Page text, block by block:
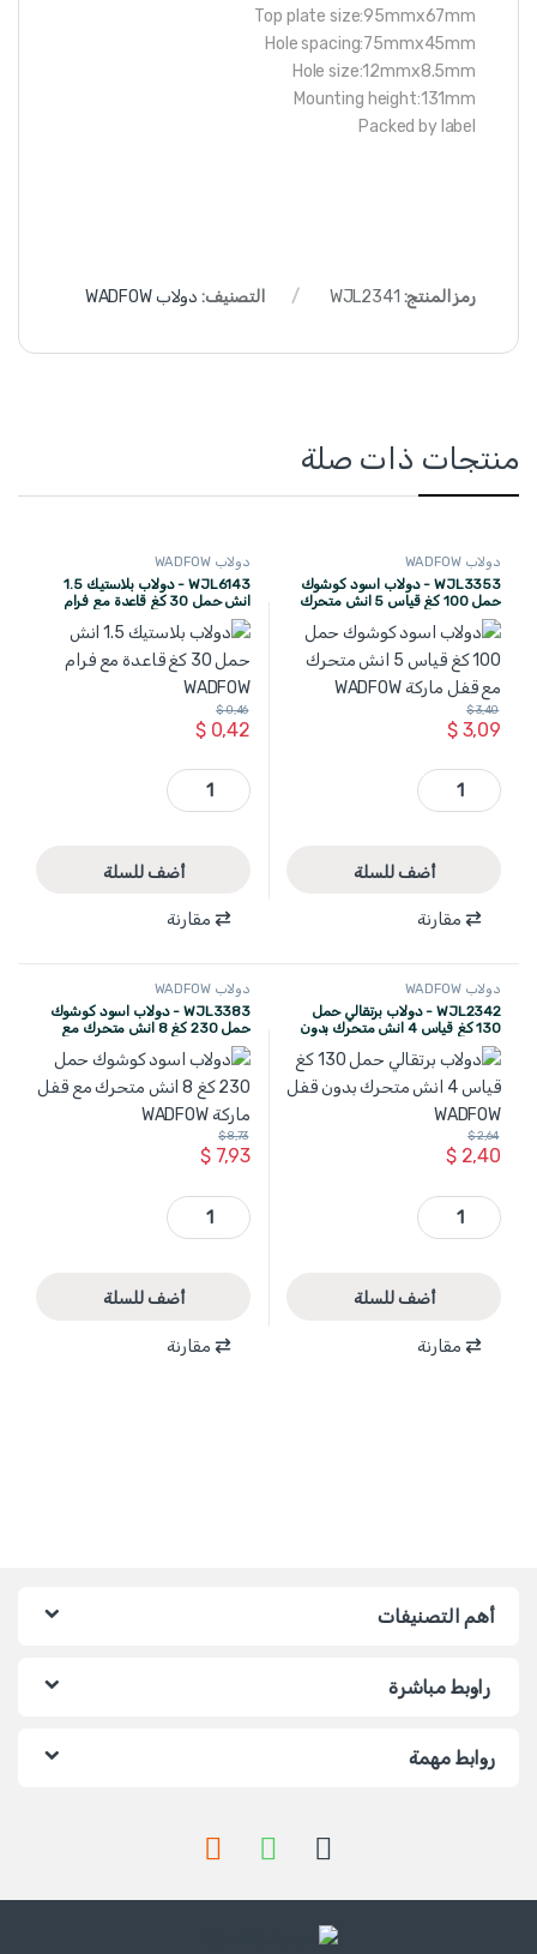
Top plate size:95mmx67mm
Hole spacing:75mmx45mm
Hole size:12mmx8.5mm
Mounting height:131mm
Packed by label
رمز المنتج: WJL2341 التصنيف: دولاب WADFOW
منتجات ذات صلة
دولاب WADFOW
WJL3353 - دولاب اسود كوشوك
حمل 100 كغ قياس 5 انش متحرك
مع قفل ماركة WADFOW
$3,09
$3,40
WJL3353 - دولاب اسود كوشوك حمل 100 كغ قياس 5 انش متحرك مع قفل ماركة WADFOW quantity
أضف للسلة
مقارنة
دولاب WADFOW
WJL6143 - دولاب بلاستيك 1.5
انش حمل 30 كغ قاعدة مع فرام
WADFOW
$0,42
$0,46
WJL6143 - دولاب بلاستيك 1.5 انش حمل 30 كغ قاعدة مع فرام WADFOW quantity
أضف للسلة
مقارنة
دولاب WADFOW
WJL2342 - دولاب برتقالي حمل
130 كغ قياس 4 انش متحرك بدون
قفل WADFOW
$2,40
$2,64
WJL2342 - دولاب برتقالي حمل 130 كغ قياس 4 انش متحرك بدون قفل WADFOW quantity
أضف للسلة
مقارنة
دولاب WADFOW
WJL3383 - دولاب اسود كوشوك
حمل 230 كغ 8 انش متحرك مع
قفل ماركة WADFOW
$7,93
$8,73
WJL3383 - دولاب اسود كوشوك حمل 230 كغ 8 انش متحرك مع قفل ماركة WADFOW quantity
أضف للسلة
مقارنة
أهم التصنيفات
راوبط مباشرة
روابط مهمة